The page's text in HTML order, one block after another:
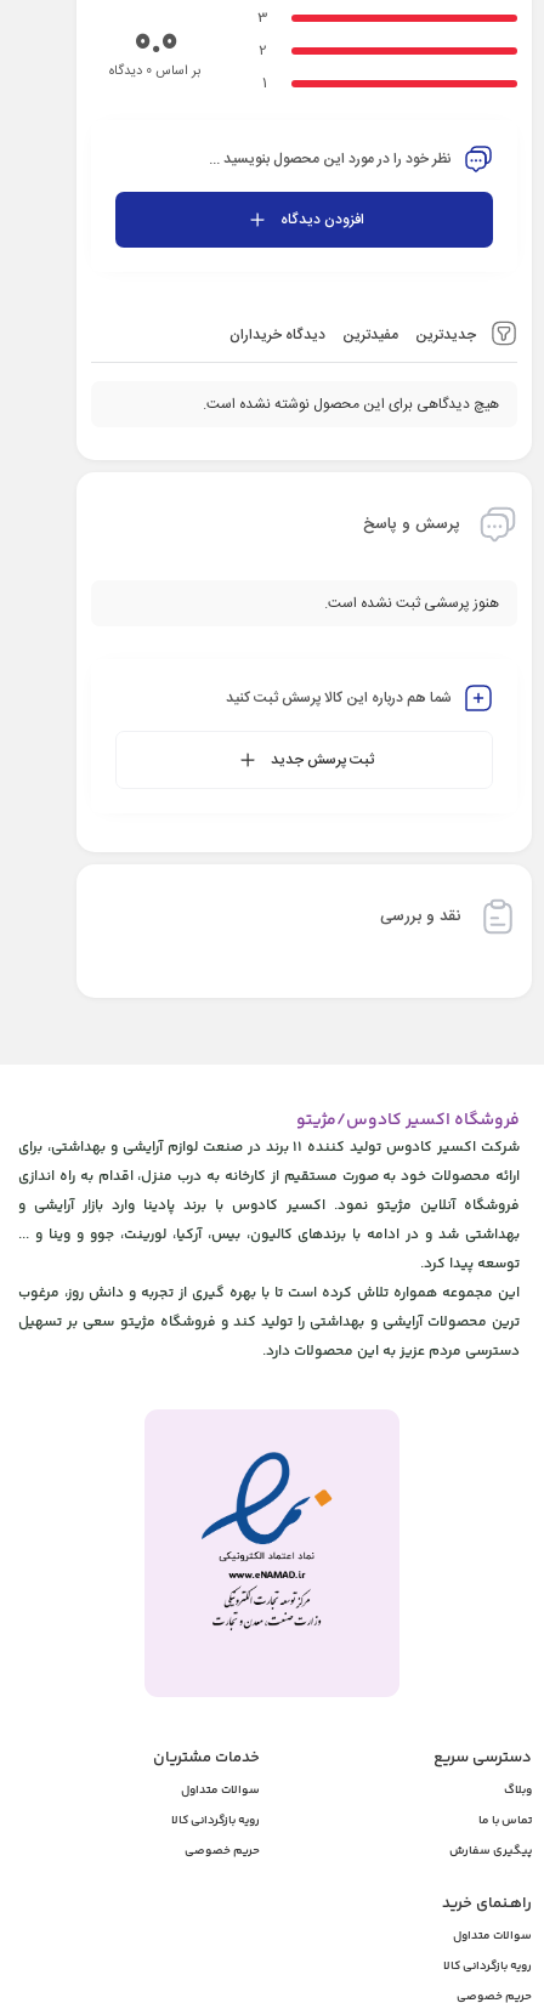
جدیدترین مفیدترین دیدگاه خریداران
هیچ دیدگاهی برای این محصول نوشته نشده است.
3
2
1
0.0بر اساس 0 دیدگاه
نظر خود را در مورد این محصول بنویسید ...
افزودن دیدگاه
پرسش و پاسخ
هنوز پرسشی ثبت نشده است.
شما هم درباره این کالا پرسش ثبت کنید
ثبت پرسش جدید
نقد و بررسی
فروشگاه اکسیر کادوس/مژیتو
شرکت اکسیر کادوس تولید کننده 11 برند در صنعت لوازم آرایشی و بهداشتی، برای
ارائه محصولات خود به صورت مستقیم از کارخانه به درب منزل، اقدام به راه اندازی
فروشگاه آنلاین مژیتو نمود. اکسیر کادوس با برند پادینا وارد بازار آرایشی و
بهداشتی شد و در ادامه با برندهای کالیون، بیس، آرکیا، لورینت، جوو و وینا و ...
توسعه پیدا کرد.
این مجموعه همواره تلاش کرده است تا با بهره گیری از تجربه و دانش روز، مرغوب
ترین محصولات آرایشی و بهداشتی را تولید کند و فروشگاه مژیتو سعی بر تسهیل
دسترسی مردم عزیز به این محصولات دارد.
دسترسی سریع
وبلاگ
تماس با ما
پیگیری سفارش
خدمات مشتریان
سوالات متداول
رویه بازگردانی کالا
حریم خصوصی
راهـنمای خرید
سوالات متداول
رویه بازگردانی کالا
حریم خصوصی